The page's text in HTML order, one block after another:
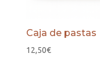
Caja de pastas
12,50€